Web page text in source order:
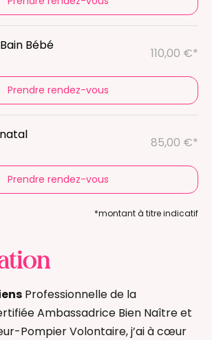
Bébé 110,00 €*
Prendre rendez-vous
85,00 €*
Prendre rendez-vous
*montant à titre indicatif
Professionnelle de la
Ambassadrice Bien Naître et
Pompier Volontaire, j’ai à cœur